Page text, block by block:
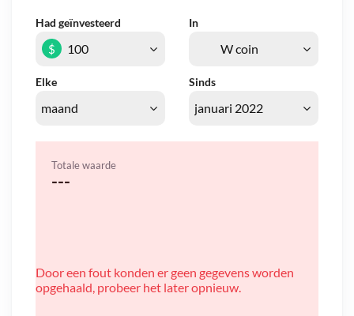
Had geïnvesteerd In
Elke Sinds
$
Totale waarde
---
Door een fout konden er geen gegevens worden
opgehaald, probeer het later opnieuw.